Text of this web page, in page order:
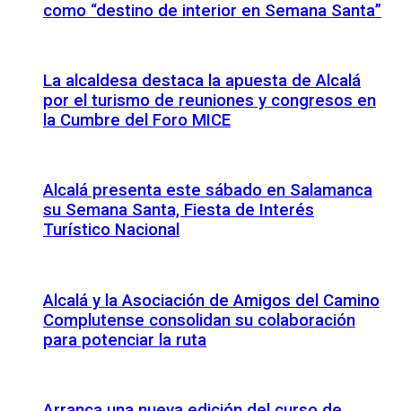
como “destino de interior en Semana Santa”
La alcaldesa destaca la apuesta de Alcalá
por el turismo de reuniones y congresos en
la Cumbre del Foro MICE
Alcalá presenta este sábado en Salamanca
su Semana Santa, Fiesta de Interés
Turístico Nacional
Alcalá y la Asociación de Amigos del Camino
Complutense consolidan su colaboración
para potenciar la ruta